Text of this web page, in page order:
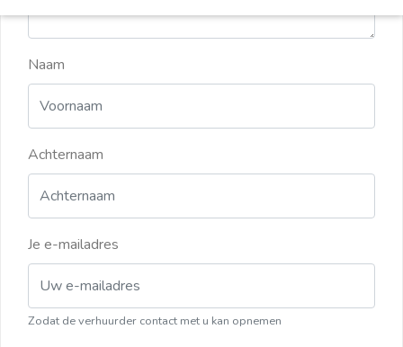
Naam
Achternaam
Je e-mailadres
Zodat de verhuurder contact met u kan opnemen